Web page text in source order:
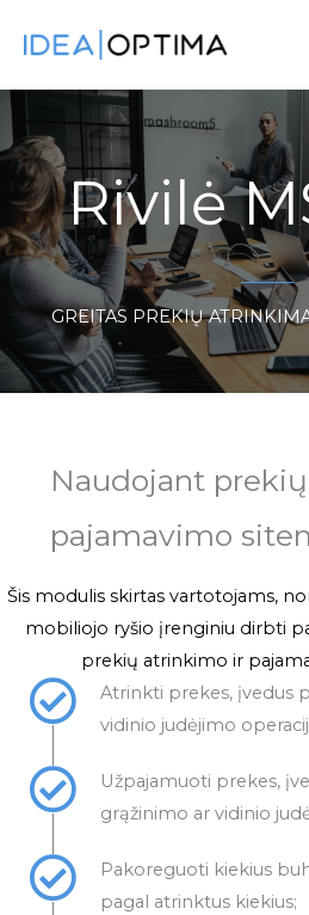
Rivilė
GREITAS PREKIŲ
Naudojant
pajamavimo
Šis modulis skirtas vartotojams,
mobiliojo ryšio įrenginiu dirbti
prekių atrinkimo ir
Atrinkti prekes, įvedus
vidinio judėjimo
Užpajamuoti prekes,
grąžinimo ar vidinio
Pakoreguoti kiekius
pagal atrinktus kiekius;